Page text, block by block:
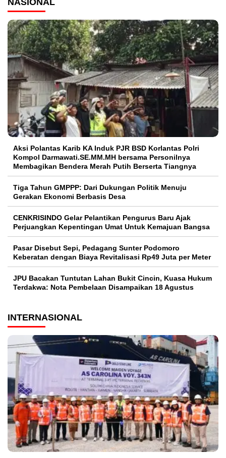
NASIONAL
Aksi Polantas Karib KA Induk PJR BSD Korlantas Polri
Kompol Darmawati.SE.MM.MH bersama Personilnya
Membagikan Bendera Merah Putih Berserta Tiangnya
Tiga Tahun GMPPP: Dari Dukungan Politik Menuju
Gerakan Ekonomi Berbasis Desa
CENKRISINDO Gelar Pelantikan Pengurus Baru Ajak
Perjuangkan Kepentingan Umat Untuk Kemajuan Bangsa
Pasar Disebut Sepi, Pedagang Sunter Podomoro
Keberatan dengan Biaya Revitalisasi Rp49 Juta per Meter
JPU Bacakan Tuntutan Lahan Bukit Cincin, Kuasa Hukum
Terdakwa: Nota Pembelaan Disampaikan 18 Agustus
INTERNASIONAL